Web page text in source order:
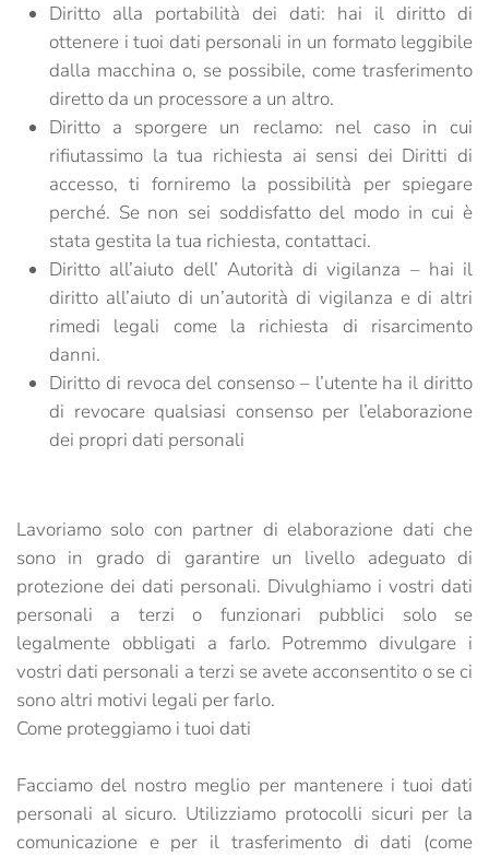
Diritto alla portabilità dei dati: hai il diritto di
ottenere i tuoi dati personali in un formato leggibile
dalla macchina o, se possibile, come trasferimento
diretto da un processore a un altro.
Diritto a sporgere un reclamo: nel caso in cui
rifiutassimo la tua richiesta ai sensi dei Diritti di
accesso, ti forniremo la possibilità per spiegare
perché. Se non sei soddisfatto del modo in cui è
stata gestita la tua richiesta, contattaci.
Diritto all’aiuto dell’ Autorità di vigilanza – hai il
diritto all’aiuto di un’autorità di vigilanza e di altri
rimedi legali come la richiesta di risarcimento
danni.
Diritto di revoca del consenso – l’utente ha il diritto
di revocare qualsiasi consenso per l’elaborazione
dei propri dati personali
Lavoriamo solo con partner di elaborazione dati che
sono in grado di garantire un livello adeguato di
protezione dei dati personali. Divulghiamo i vostri dati
personali a terzi o funzionari pubblici solo se
legalmente obbligati a farlo. Potremmo divulgare i
vostri dati personali a terzi se avete acconsentito o se ci
sono altri motivi legali per farlo.
Come proteggiamo i tuoi dati
Facciamo del nostro meglio per mantenere i tuoi dati
personali al sicuro. Utilizziamo protocolli sicuri per la
comunicazione e per il trasferimento di dati (come